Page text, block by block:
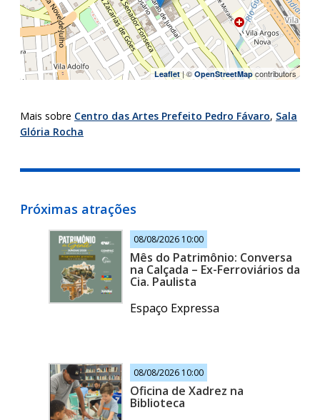
Leaflet| © OpenStreetMapcontributors
Mais sobre Centro das Artes Prefeito Pedro Fávaro, Sala
Glória Rocha
Próximas atrações
08/08/2026 10:00
Mês do Patrimônio: Conversa
na Calçada – Ex-Ferroviários da
Cia. Paulista
Espaço Expressa
08/08/2026 10:00
Oficina de Xadrez na
Biblioteca